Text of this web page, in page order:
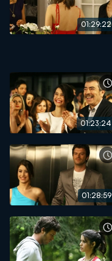
01:29:22
01:23:24
01:28:59